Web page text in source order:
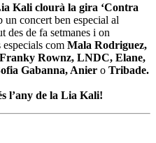
Kali clourà la gira ‘Contra
un concert ben especial al
des de fa setmanes i on
com Mala Rodriguez,
Rownz, LNDC, Elane,
Gabanna, Anier o Tribade.
l’any de la Lia Kali!